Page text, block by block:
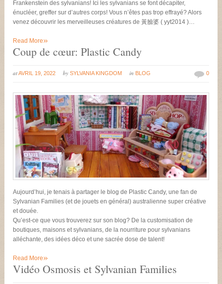
Frankenstein des sylvanians! Ici les sylvanians se font décapiter,
énucléer, greffer sur d’autres corps! Vous n’êtes pas trop effrayé? Alors
venez découvrir les merveilleuses créatures de 黃臉婆 ( yyt2014 )…
Read More»
Coup de cœur: Plastic Candy
atAVRIL 19, 2022 by SYLVANIA KINGDOM in BLOG 0
Aujourd’hui, je tenais à partager le blog de Plastic Candy, une fan de
Sylvanian Families (et de jouets en général) australienne super créative
et douée.
Qu’est-ce que vous trouverez sur son blog? De la customisation de
boutiques, maisons et sylvanians, de la nourriture pour sylvanians
alléchante, des idées déco et une sacrée dose de talent!
Read More»
Vidéo Osmosis et Sylvanian Families